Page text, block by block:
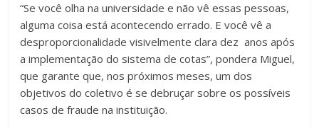
“Se você olha na universidade e não vê essas pessoas,
alguma coisa está acontecendo errado. E você vê a
desproporcionalidade visivelmente clara dez anos após
a implementação do sistema de cotas”, pondera Miguel,
que garante que, nos próximos meses, um dos
objetivos do coletivo é se debruçar sobre os possíveis
casos de fraude na instituição.